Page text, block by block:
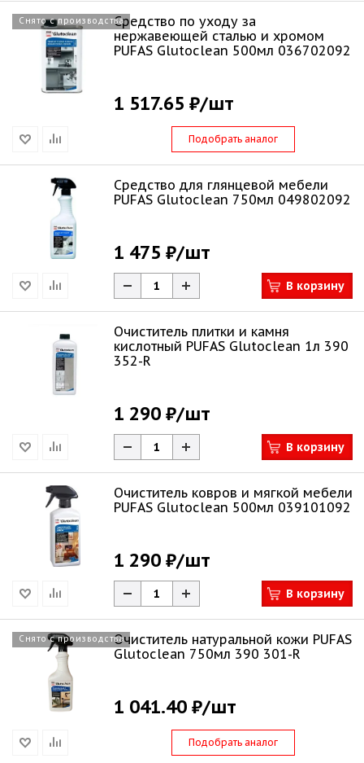
Снято с производстваСредство по уходу за
нержавеющей сталью и хромом
PUFAS Glutoclean 500мл 036702092
1 517.65 ₽/шт
Подобрать аналог
Средство для глянцевой мебели
PUFAS Glutoclean 750мл 049802092
1 475 ₽/шт
В корзину
Очиститель плитки и камня
кислотный PUFAS Glutoclean 1л 390
352-R
1 290 ₽/шт
В корзину
Очиститель ковров и мягкой мебели
PUFAS Glutoclean 500мл 039101092
1 290 ₽/шт
В корзину
Снято с производстваОчиститель натуральной кожи PUFAS
Glutoclean 750мл 390 301-R
1 041.40 ₽/шт
Подобрать аналог